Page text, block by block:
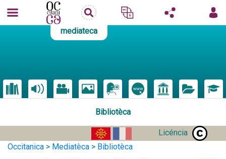
mediateca
Bibliotèca
Licéncia
Occitanica > Mediatèca > Bibliotèca